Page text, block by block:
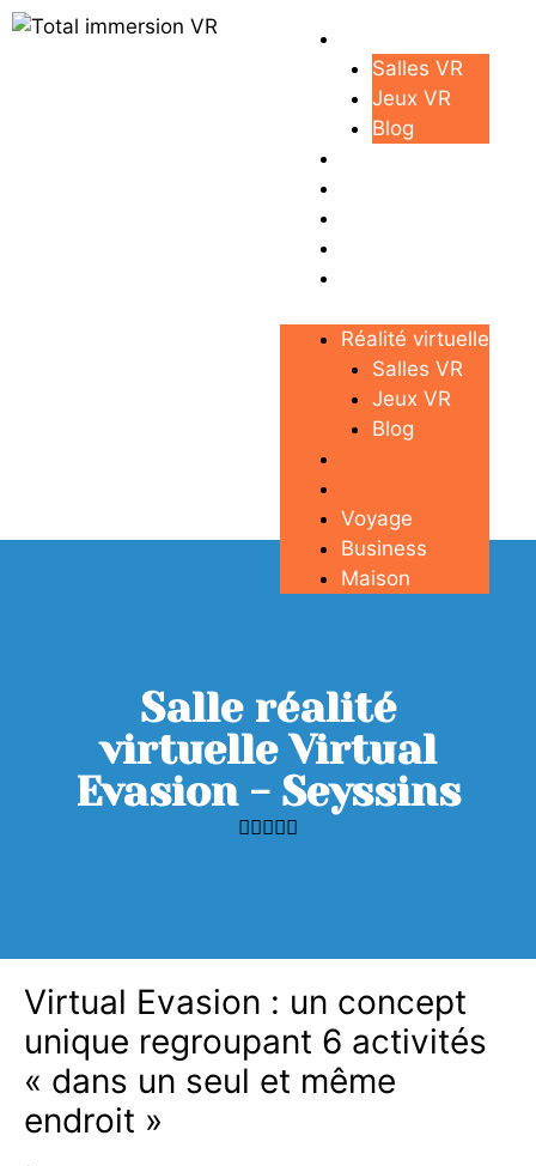
Salles VR
Jeux VR
Blog
Réalité virtuelle
Salles VR
Jeux VR
Blog
Voyage
Business
Maison
Salle réalité
virtuelle Virtual
Evasion - Seyssins

Virtual Evasion : un concept
unique regroupant 6 activités
« dans un seul et même
endroit »